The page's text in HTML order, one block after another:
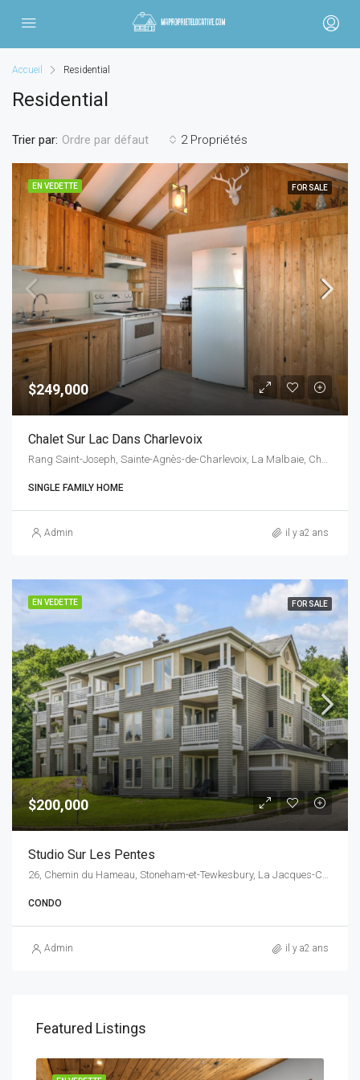
Accueil Residential
Residential
2 Propriétés
Trier par: Ordre par défaut
EN VEDETTE FOR SALE
$249,000
Chalet Sur Lac Dans Charlevoix
SINGLE FAMILY HOME
Admin il y a2 ans
EN VEDETTE FOR SALE
$200,000
Studio Sur Les Pentes
26, Chemin du Hameau, Stoneham-et-Tewkesbury, La Jacques-Cartier, Capitale-Nationale, Québec, G3C 1T3, Canada
CONDO
Admin il y a2 ans
Featured Listings